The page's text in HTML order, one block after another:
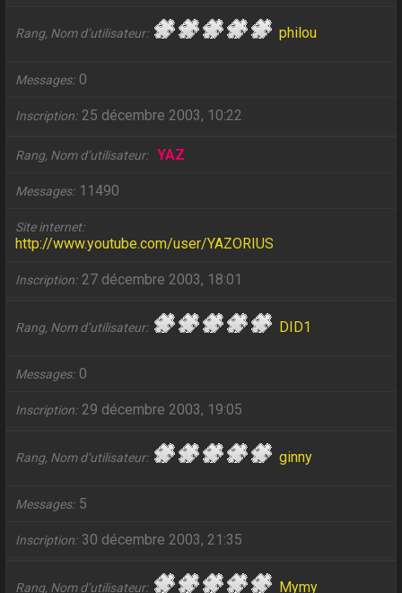
Rang, Nom d’utilisateur philou
Messages 0
Inscription 25 décembre 2003, 10:22
Rang, Nom d’utilisateur YAZ
Messages 11490
Site internet
http://www.youtube.com/user/YAZORIUS
Inscription 27 décembre 2003, 18:01
Rang, Nom d’utilisateur DID1
Messages 0
Inscription 29 décembre 2003, 19:05
Rang, Nom d’utilisateur ginny
Messages 5
Inscription 30 décembre 2003, 21:35
Rang, Nom d’utilisateur Mymy